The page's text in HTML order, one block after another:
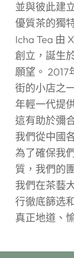
並與彼此建
優質茶的獨
Icha Tea 由
創立，誕生
願望。
街的小店之
年輕一代提
這有助於彌
我們從中國
為了確保我
質，我們的
我們在茶藝
行徹底篩选
真正地道、